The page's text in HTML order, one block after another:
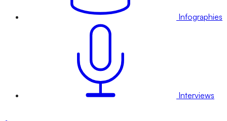
Infographies
Interviews